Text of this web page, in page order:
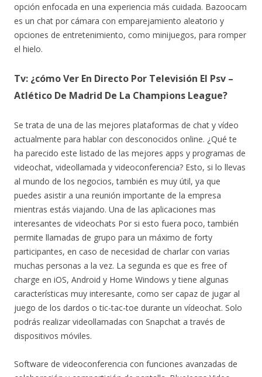
opción enfocada en una experiencia más cuidada. Bazoocam
es un chat por cámara con emparejamiento aleatorio y
opciones de entretenimiento, como minijuegos, para romper
el hielo.
Tv: ¿cómo Ver En Directo Por Televisión El Psv –
Atlético De Madrid De La Champions League?
Se trata de una de las mejores plataformas de chat y vídeo
actualmente para hablar con desconocidos online. ¿Qué te
ha parecido este listado de las mejores apps y programas de
videochat, videollamada y videoconferencia? Esto, si lo llevas
al mundo de los negocios, también es muy útil, ya que
puedes asistir a una reunión importante de la empresa
mientras estás viajando. Una de las aplicaciones mas
interesantes de videochats Por si esto fuera poco, también
permite llamadas de grupo para un máximo de forty
participantes, en caso de necesidad de charlar con varias
muchas personas a la vez. La segunda es que es free of
charge en iOS, Android y Home Windows y tiene algunas
características muy interesante, como ser capaz de jugar al
juego de los dardos o tic-tac-toe durante un vídeochat. Solo
podrás realizar videollamadas con Snapchat a través de
dispositivos móviles.
Software de videoconferencia con funciones avanzadas de